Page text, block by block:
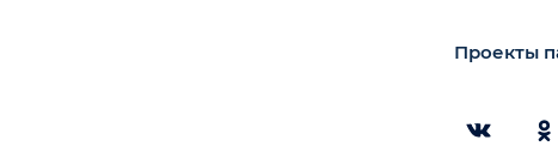
Проекты